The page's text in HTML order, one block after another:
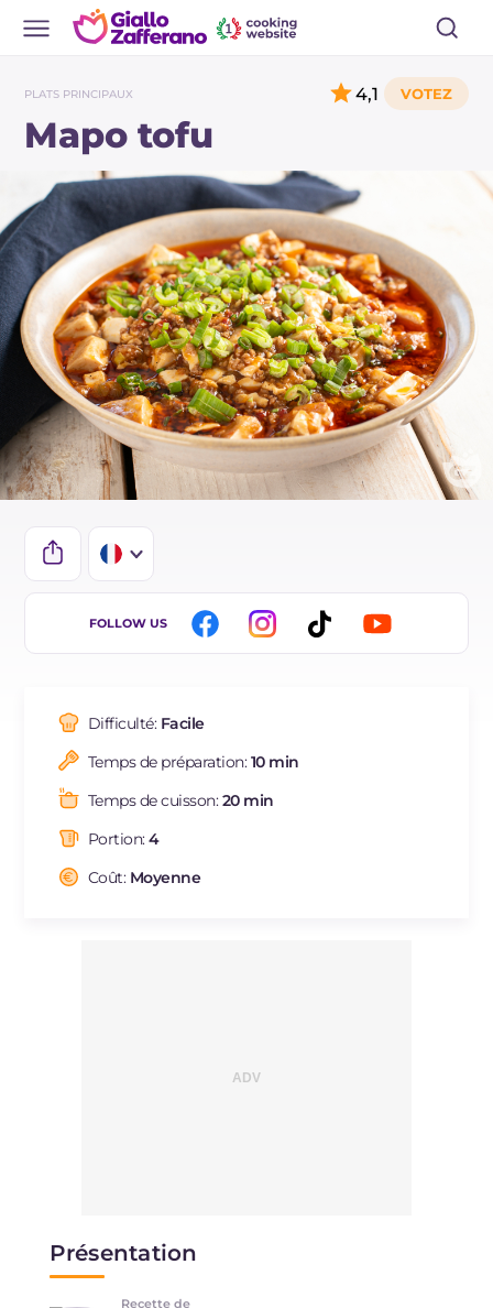
PLATS PRINCIPAUX
Mapo tofu
4,1
IT
ES
BR
NL
FOLLOW US
Difficulté: Facile
Temps de préparation:10 min
Temps de cuisson:20 min
Portion:4
Coût: Moyenne
Présentation
Recette de